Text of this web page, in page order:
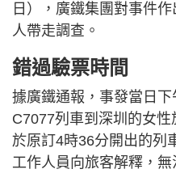
日），廣鐵集團對事件
人帶走調查。
錯過驗票時間
據廣鐵通報，事發當日
C7077列車到深圳的女
於原訂4時36分開出的列
工作人員向旅客解釋，無